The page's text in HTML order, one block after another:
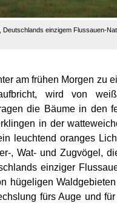
einzigem Flussauen-
am frühen Morgen zu
wird von
die Bäume in den
in der
leuchtend oranges
, Wat- und Zugvögel,
einziger
hügeligen
fürs Auge und